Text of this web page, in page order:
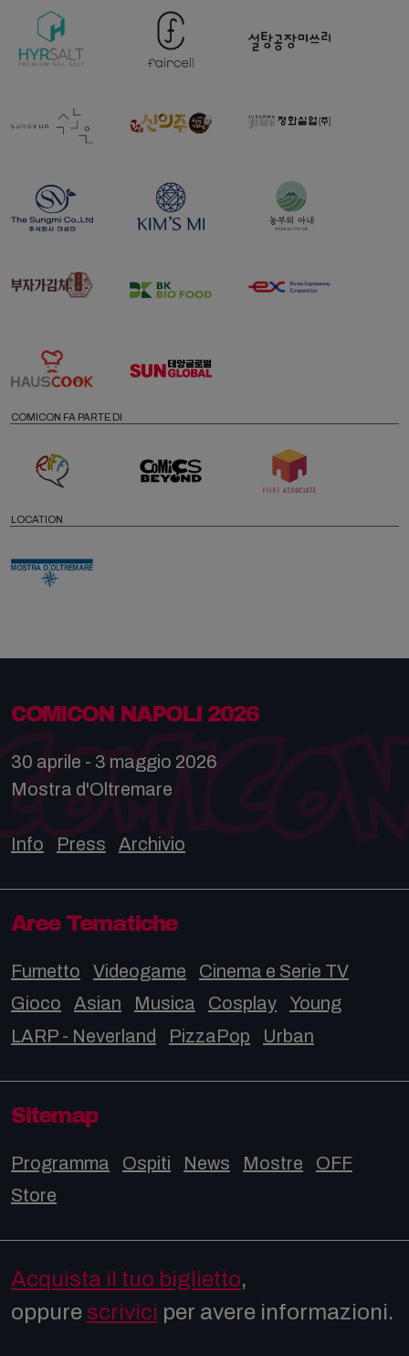
COMICON FA PARTE DI
LOCATION
COMICON NAPOLI 2026
30 aprile - 3 maggio 2026
Mostra d'Oltremare
Info Press Archivio
Aree Tematiche
Fumetto Videogame
Cinema e Serie TV
Gioco
Asian Musica Cosplay
Young
LARP - Neverland
PizzaPop Urban
Sitemap
Programma Ospiti News Mostre
OFF
Store
Acquista il tuo biglietto,
oppure scrivici per avere informazioni.